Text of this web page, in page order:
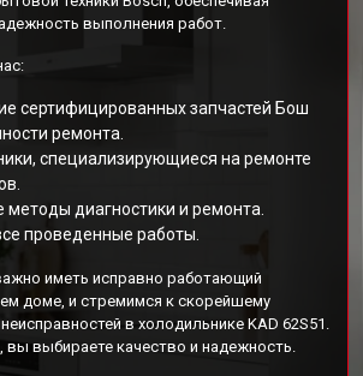
выполнения работ.
сертифицированных запчастей Бош
ремонта.
специализирующиеся на ремонте
диагностики и ремонта.
проведенные работы.
иметь исправно работающий
доме, и стремимся к скорейшему
в холодильнике KAD 62S51.
выбираете качество и надежность.